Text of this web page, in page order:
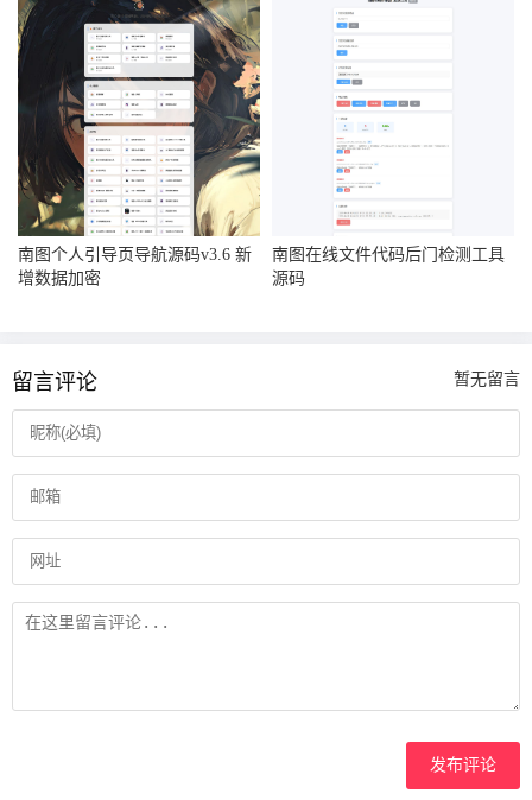
南图个人引导页导航源码v3.6 新
增数据加密
南图在线文件代码后门检测工具
源码
留言评论 暂无留言
发布评论